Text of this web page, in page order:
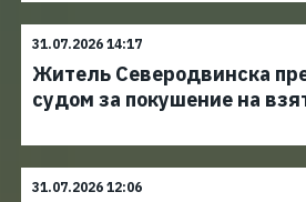
31.07.2026 14:17
Житель Северодвинска
судом за покушение на
31.07.2026 12:06